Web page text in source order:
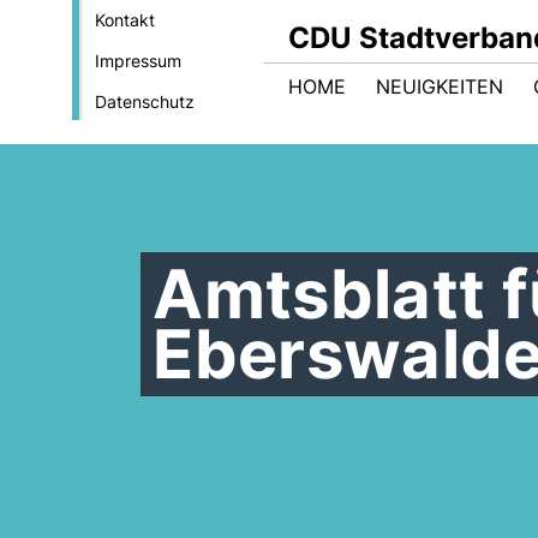
Kontakt
Impressum
Datenschutz
CDU
HOME NEUIGKEITEN
Amtsblatt